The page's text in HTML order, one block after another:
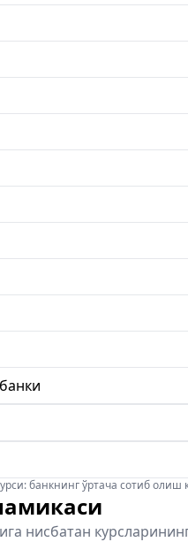
банкнинг ўртача сотиб
нисбатан